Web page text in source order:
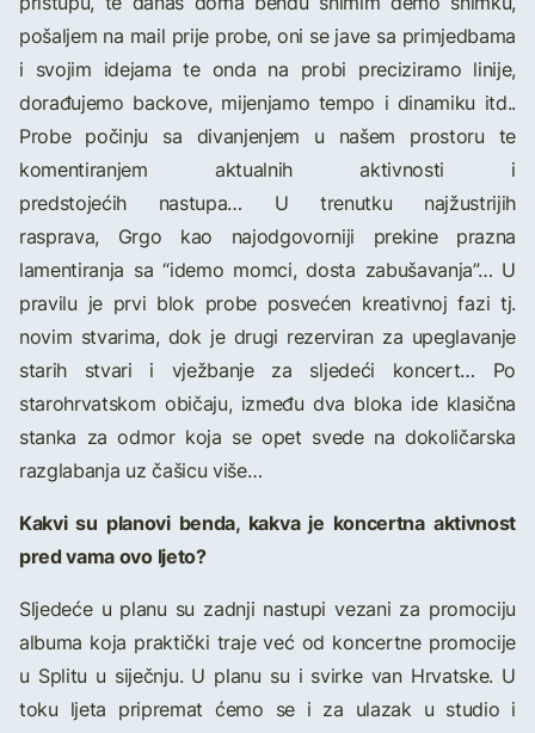
pošaljem na mail prije probe, oni se jave sa primjedbama
i svojim idejama te onda na probi preciziramo linije,
dorađujemo backove, mijenjamo tempo i dinamiku itd..
Probe počinju sa divanjenjem u našem prostoru te
komentiranjem aktualnih aktivnosti i
predstojećih nastupa… U trenutku najžustrijih
rasprava, Grgo kao najodgovorniji prekine prazna
lamentiranja sa “idemo momci, dosta zabušavanja”… U
pravilu je prvi blok probe posvećen kreativnoj fazi tj.
novim stvarima, dok je drugi rezerviran za upeglavanje
starih stvari i vježbanje za sljedeći koncert… Po
starohrvatskom običaju, između dva bloka ide klasična
stanka za odmor koja se opet svede na dokoličarska
razglabanja uz čašicu više…
Kakvi su planovi benda, kakva je koncertna aktivnost
pred vama ovo ljeto?
Sljedeće u planu su zadnji nastupi vezani za promociju
albuma koja praktički traje već od koncertne promocije
u Splitu u siječnju. U planu su i svirke van Hrvatske. U
toku ljeta pripremat ćemo se i za ulazak u studio i